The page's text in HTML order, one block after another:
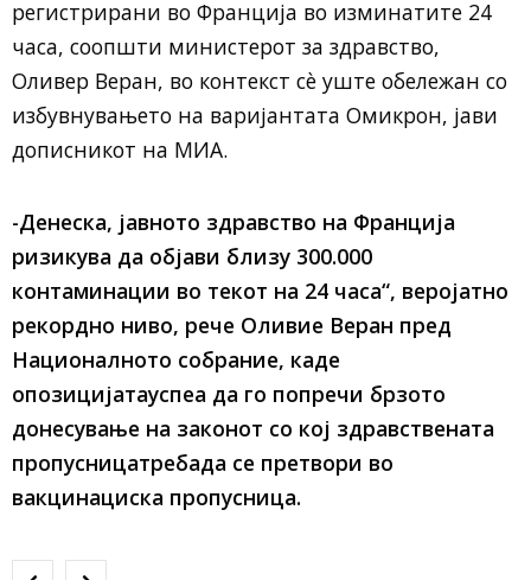
регистрирани во Франција во изминатите 24
часа, соопшти министерот за здравство,
Оливер Веран, во контекст сè уште обележан со
избувнувањето на варијантата Омикрон, јави
дописникот на МИА.
-Денеска, јавното здравство на Франција
ризикува да објави близу 300.000
контаминации во текот на 24 часа“, веројатно
рекордно ниво, рече Оливие Веран пред
Националното собрание, каде
опозицијатауспеа да го попречи брзото
донесување на законот со кој здравствената
пропусницатребада се претвори во
вакцинациска пропусница.